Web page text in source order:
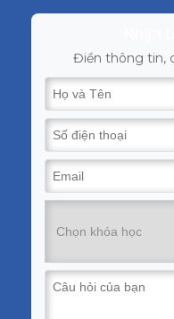
Điền thông tin,